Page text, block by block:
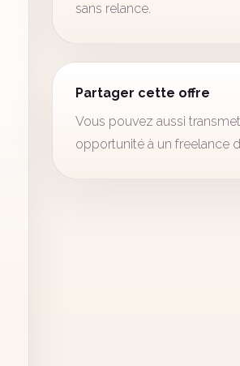
sans relance.
Partager cette offre
Vous pouvez aussi
opportunité à un freelance